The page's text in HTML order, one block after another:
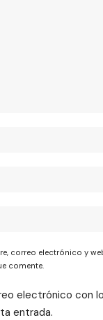
correo electrónico y
comente.
electrónico con
entrada.